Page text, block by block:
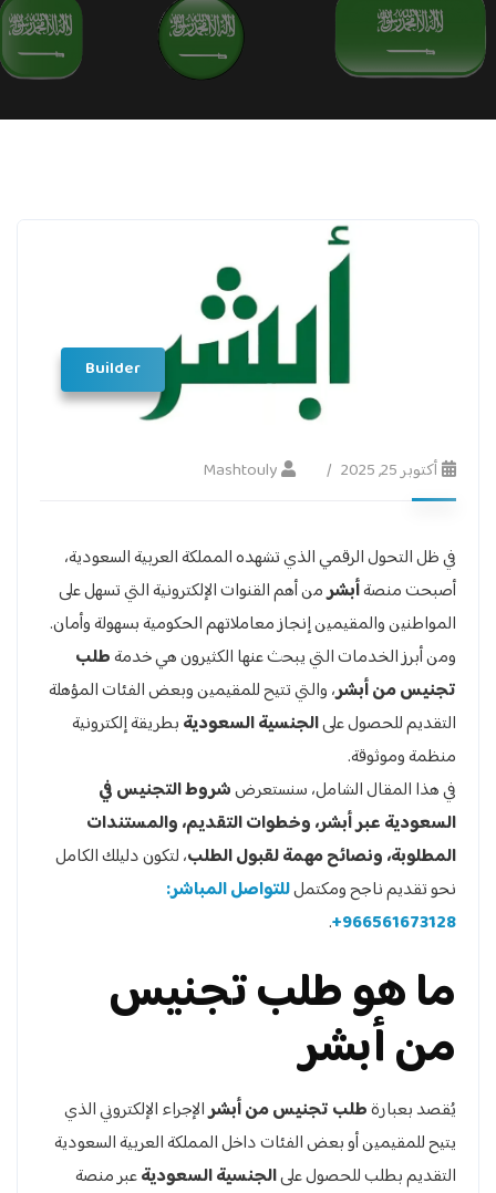
Builder
أكتوبر 25, 2025 Mashtouly
في ظل التحول الرقمي الذي تشهده المملكة العربية السعودية،
أصبحت منصةأبشرمن أهم القنوات الإلكترونية التي تسهل على
المواطنين والمقيمين إنجاز معاملاتهم الحكومية بسهولة وأمان.
ومن أبرز الخدمات التي يبحث عنها الكثيرون هي خدمةطلب
تجنيس من أبشر، والتي تتيح للمقيمين وبعض الفئات المؤهلة
التقديم للحصول علىالجنسية السعوديةبطريقة إلكترونية
منظمة وموثوقة.
في هذا المقال الشامل، سنستعرضشروط التجنيس في
السعودية عبر أبشر، وخطوات التقديم، والمستندات
المطلوبة، ونصائح مهمة لقبول الطلب، لتكون دليلك الكامل
نحو تقديم ناجح ومكتملللتواصل المباشر:
966561673128+
.
ما هو طلب تجنيس
من أبشر
يُقصد بعبارةطلب تجنيس من أبشرالإجراء الإلكتروني الذي
يتيح للمقيمين أو بعض الفئات داخل المملكة العربية السعودية
التقديم بطلب للحصول علىالجنسية السعوديةعبر منصة